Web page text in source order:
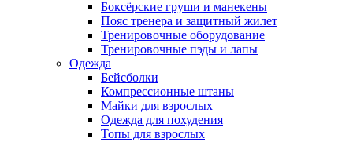
Боксёрские груши и манекены
Пояс тренера и защитный жилет
Тренировочные оборудование
Тренировочные пэды и лапы
Одежда
Бейсболки
Компрессионные штаны
Майки для взрослых
Одежда для похудения
Топы для взрослых